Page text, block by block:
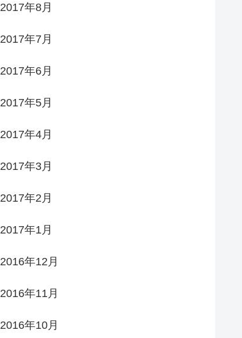
2017年8月
2017年7月
2017年6月
2017年5月
2017年4月
2017年3月
2017年2月
2017年1月
2016年12月
2016年11月
2016年10月